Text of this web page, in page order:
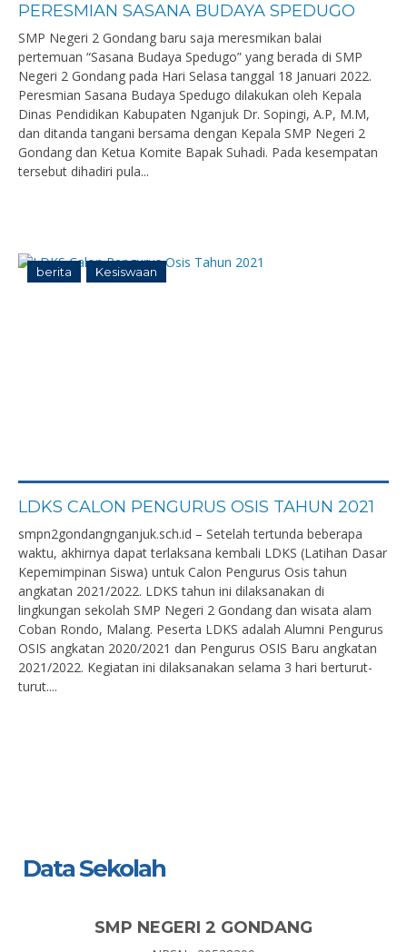
PERESMIAN SASANA BUDAYA SPEDUGO
SMP Negeri 2 Gondang baru saja meresmikan balai
pertemuan “Sasana Budaya Spedugo” yang berada di SMP
Negeri 2 Gondang pada Hari Selasa tanggal 18 Januari 2022.
Peresmian Sasana Budaya Spedugo dilakukan oleh Kepala
Dinas Pendidikan Kabupaten Nganjuk Dr. Sopingi, A.P, M.M,
dan ditanda tangani bersama dengan Kepala SMP Negeri 2
Gondang dan Ketua Komite Bapak Suhadi. Pada kesempatan
tersebut dihadiri pula...
berita Kesiswaan
LDKS CALON PENGURUS OSIS TAHUN 2021
smpn2gondangnganjuk.sch.id – Setelah tertunda beberapa
waktu, akhirnya dapat terlaksana kembali LDKS (Latihan Dasar
Kepemimpinan Siswa) untuk Calon Pengurus Osis tahun
angkatan 2021/2022. LDKS tahun ini dilaksanakan di
lingkungan sekolah SMP Negeri 2 Gondang dan wisata alam
Coban Rondo, Malang. Peserta LDKS adalah Alumni Pengurus
OSIS angkatan 2020/2021 dan Pengurus OSIS Baru angkatan
2021/2022. Kegiatan ini dilaksanakan selama 3 hari berturut-
turut....
Data Sekolah
SMP NEGERI 2 GONDANG